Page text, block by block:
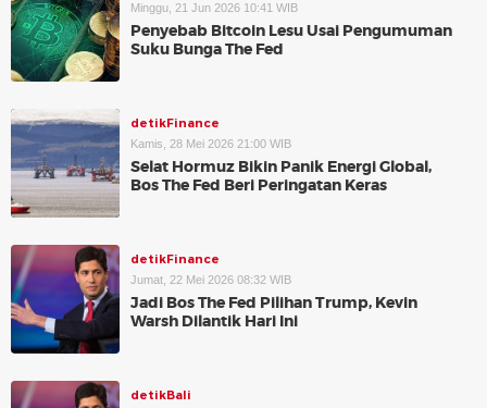
Minggu, 21 Jun 2026 10:41 WIB
Penyebab Bitcoin Lesu Usai Pengumuman
Suku Bunga The Fed
detikFinance
Kamis, 28 Mei 2026 21:00 WIB
Selat Hormuz Bikin Panik Energi Global,
Bos The Fed Beri Peringatan Keras
detikFinance
Jumat, 22 Mei 2026 08:32 WIB
Jadi Bos The Fed Pilihan Trump, Kevin
Warsh Dilantik Hari Ini
detikBali